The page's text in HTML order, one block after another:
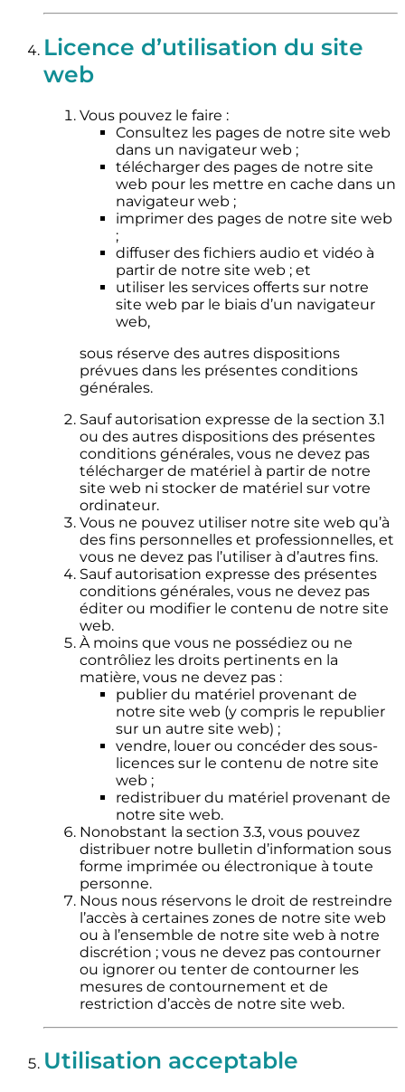
Licence d’utilisation du site
web
Vous pouvez le faire :
Consultez les pages de notre site web
dans un navigateur web ;
télécharger des pages de notre site
web pour les mettre en cache dans un
navigateur web ;
imprimer des pages de notre site web
;
diffuser des fichiers audio et vidéo à
partir de notre site web ; et
utiliser les services offerts sur notre
site web par le biais d’un navigateur
web,
sous réserve des autres dispositions
prévues dans les présentes conditions
générales.
Sauf autorisation expresse de la section 3.1
ou des autres dispositions des présentes
conditions générales, vous ne devez pas
télécharger de matériel à partir de notre
site web ni stocker de matériel sur votre
ordinateur.
Vous ne pouvez utiliser notre site web qu’à
des fins personnelles et professionnelles, et
vous ne devez pas l’utiliser à d’autres fins.
Sauf autorisation expresse des présentes
conditions générales, vous ne devez pas
éditer ou modifier le contenu de notre site
web.
À moins que vous ne possédiez ou ne
contrôliez les droits pertinents en la
matière, vous ne devez pas :
publier du matériel provenant de
notre site web (y compris le republier
sur un autre site web) ;
vendre, louer ou concéder des sous-
licences sur le contenu de notre site
web ;
redistribuer du matériel provenant de
notre site web.
Nonobstant la section 3.3, vous pouvez
distribuer notre bulletin d’information sous
forme imprimée ou électronique à toute
personne.
Nous nous réservons le droit de restreindre
l’accès à certaines zones de notre site web
ou à l’ensemble de notre site web à notre
discrétion ; vous ne devez pas contourner
ou ignorer ou tenter de contourner les
mesures de contournement et de
restriction d’accès de notre site web.
Utilisation acceptable